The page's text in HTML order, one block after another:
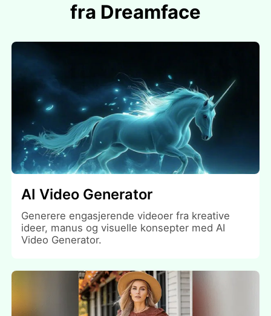
fra Dreamface
AI Video Generator
Generere engasjerende videoer fra kreative
ideer, manus og visuelle konsepter med AI
Video Generator.